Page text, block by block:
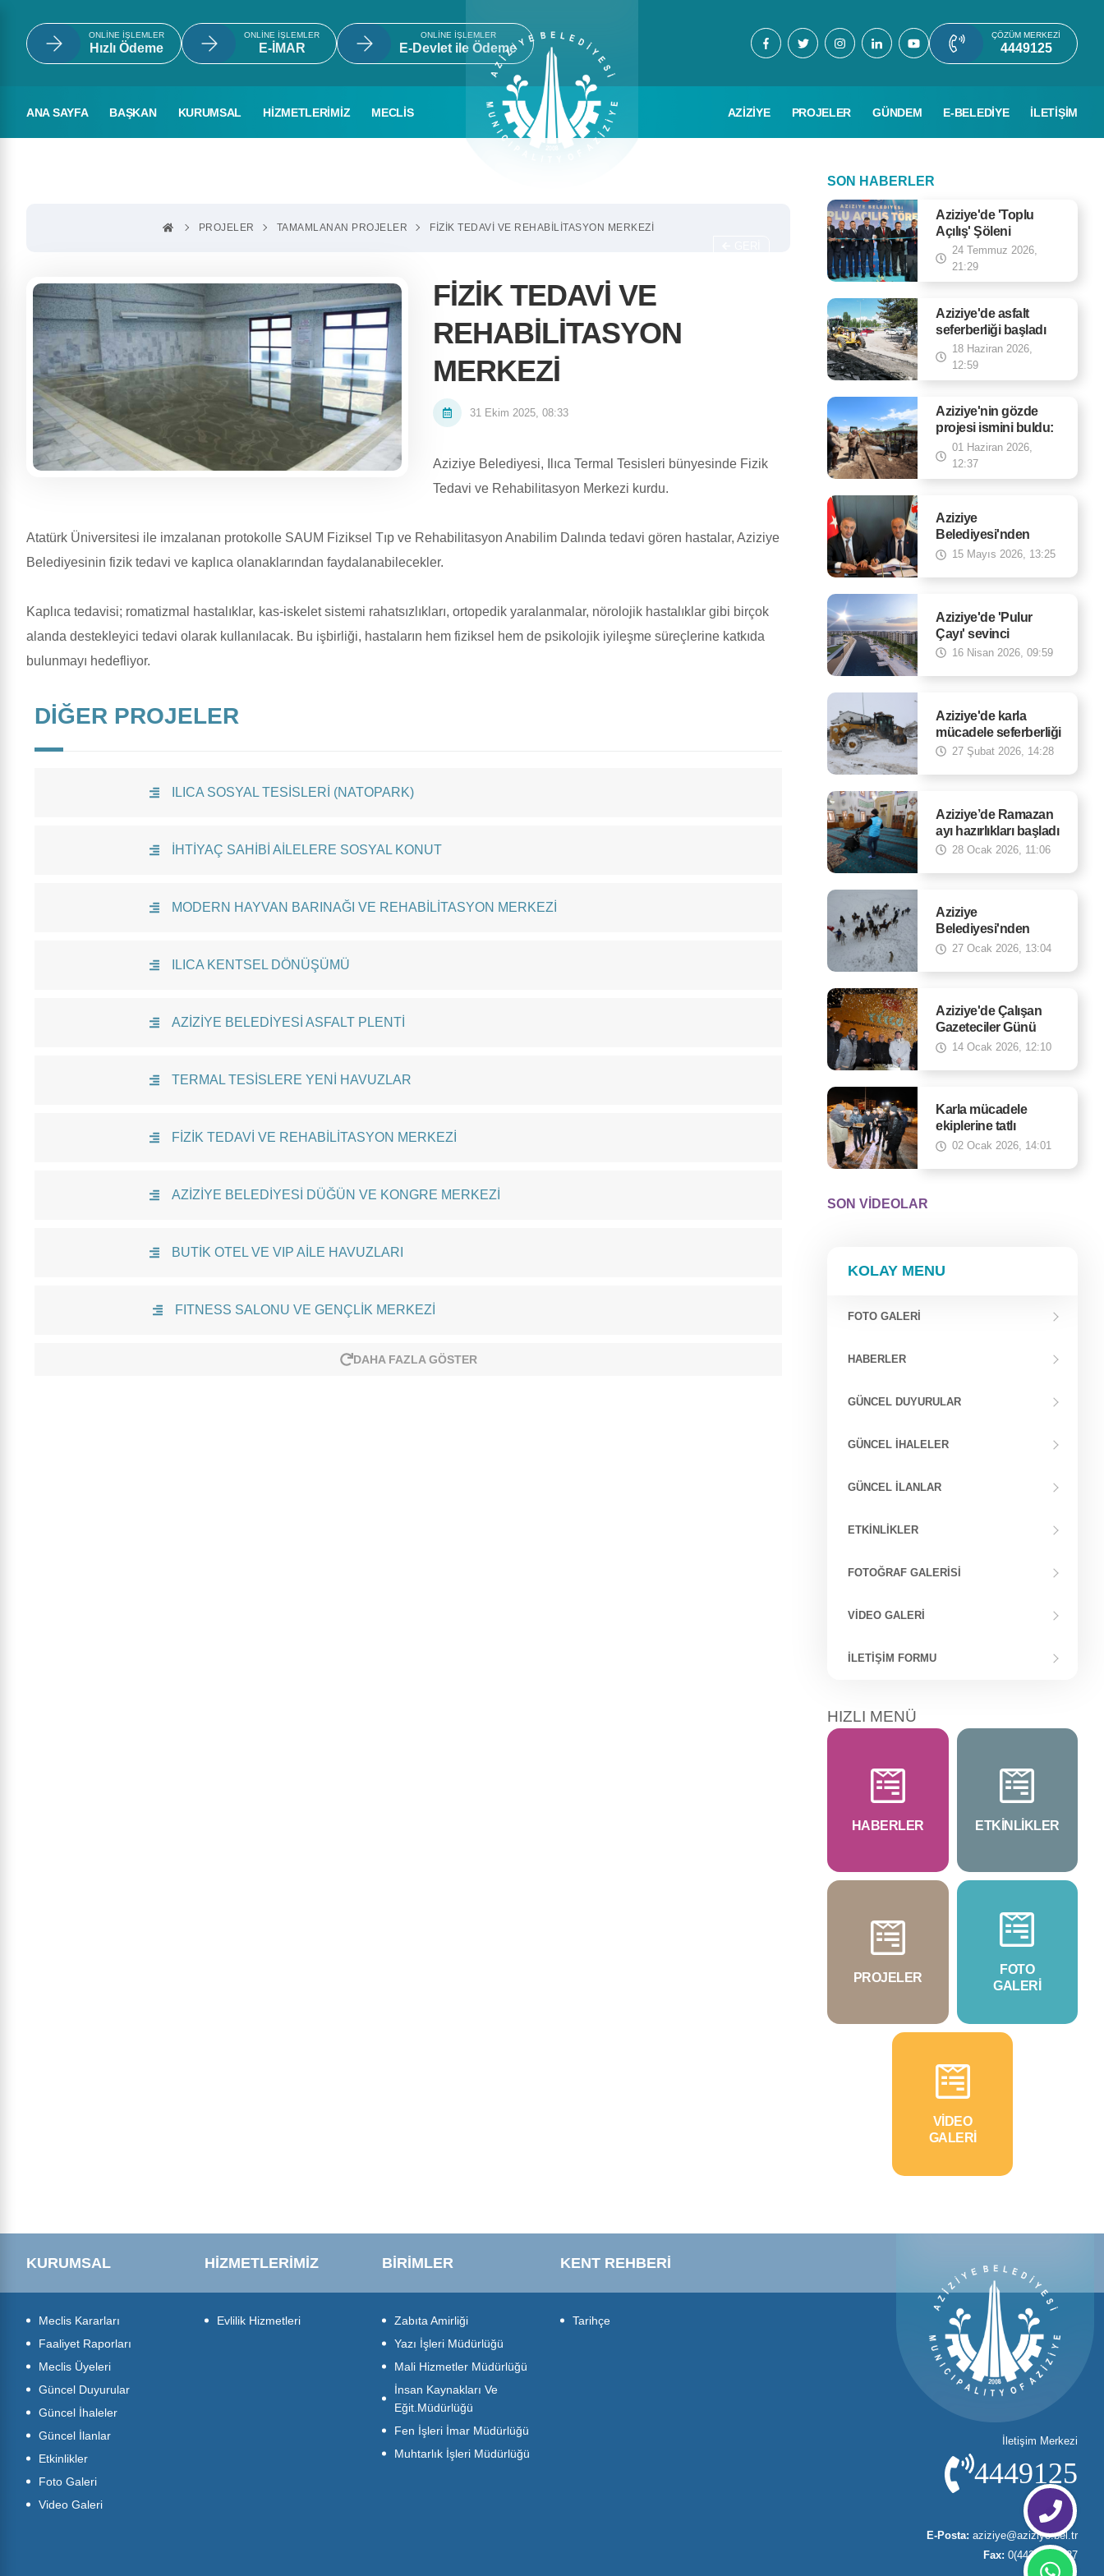
ONLINE İŞLEMLER
Hızlı Ödeme
ONLINE İŞLEMLER
E-İMAR
ONLINE İŞLEMLER
E-Devlet ile Ödeme
ÇÖZÜM MERKEZI
4449125
ANA SAYFA BAŞKAN KURUMSAL HİZMETLERİMİZ MECLİS AZİZİYE PROJELER GÜNDEM E-BELEDİYE İLETİŞİM
SON HABERLER
Aziziye'de 'Toplu
Açılış' Şöleni
24 Temmuz 2026,
21:29
Aziziye'de asfalt
seferberliği başladı
18 Haziran 2026,
12:59
Aziziye'nin gözde
projesi ismini buldu:
Vali Mustafa Çiftçi
Millet Bahçesi
01 Haziran 2026,
12:37
Aziziye
Belediyesi'nden
hayvancılık atılımı
15 Mayıs 2026, 13:25
Aziziye'de 'Pulur
Çayı' sevinci
16 Nisan 2026, 09:59
Aziziye'de karla
mücadele seferberliği
27 Şubat 2026, 14:28
Aziziye’de Ramazan
ayı hazırlıkları başladı
28 Ocak 2026, 11:06
Aziziye
Belediyesi'nden
yaban hayata destek
27 Ocak 2026, 13:04
Aziziye'de Çalışan
Gazeteciler Günü
buluşması
14 Ocak 2026, 12:10
Karla mücadele
ekiplerine tatlı
sürpriz!
02 Ocak 2026, 14:01
SON VİDEOLAR
KOLAY MENU
FOTO GALERİ
HABERLER
GÜNCEL DUYURULAR
GÜNCEL İHALELER
GÜNCEL İLANLAR
ETKINLIKLER
FOTOĞRAF GALERISI
VIDEO GALERI
İLETIŞIM FORMU
HIZLI MENÜ
HABERLER ETKİNLİKLER
PROJELER
FOTO
GALERİ
VİDEO
GALERİ
PROJELER TAMAMLANAN PROJELER FİZİK TEDAVİ VE REHABİLİTASYON MERKEZİ
FİZİK TEDAVİ VE
REHABİLİTASYON
MERKEZİ
31 Ekim 2025, 08:33
Aziziye Belediyesi, Ilıca Termal Tesisleri bünyesinde Fizik
Tedavi ve Rehabilitasyon Merkezi kurdu.
Atatürk Üniversitesi ile imzalanan protokolle SAUM Fiziksel Tıp ve Rehabilitasyon Anabilim Dalında tedavi gören hastalar, Aziziye
Belediyesinin fizik tedavi ve kaplıca olanaklarından faydalanabilecekler.
Kaplıca tedavisi; romatizmal hastalıklar, kas-iskelet sistemi rahatsızlıkları, ortopedik yaralanmalar, nörolojik hastalıklar gibi birçok
alanda destekleyici tedavi olarak kullanılacak. Bu işbirliği, hastaların hem fiziksel hem de psikolojik iyileşme süreçlerine katkıda
bulunmayı hedefliyor.
DİĞER PROJELER
ILICA SOSYAL TESİSLERİ (NATOPARK)
İHTİYAÇ SAHİBİ AİLELERE SOSYAL KONUT
MODERN HAYVAN BARINAĞI VE REHABİLİTASYON MERKEZİ
ILICA KENTSEL DÖNÜŞÜMÜ
AZİZİYE BELEDİYESİ ASFALT PLENTİ
TERMAL TESİSLERE YENİ HAVUZLAR
FİZİK TEDAVİ VE REHABİLİTASYON MERKEZİ
AZİZİYE BELEDİYESİ DÜĞÜN VE KONGRE MERKEZİ
BUTİK OTEL VE VIP AİLE HAVUZLARI
FITNESS SALONU VE GENÇLİK MERKEZİ
DAHA FAZLA GÖSTER
KURUMSAL
Meclis Kararları
Faaliyet Raporları
Meclis Üyeleri
Güncel Duyurular
Güncel İhaleler
Güncel İlanlar
Etkinlikler
Foto Galeri
Video Galeri
HİZMETLERİMİZ
Evlilik Hizmetleri
BİRİMLER
Zabıta Amirliği
Yazı İşleri Müdürlüğü
Mali Hizmetler Müdürlüğü
İnsan Kaynakları Ve
Eğit.Müdürlüğü
Fen İşleri İmar Müdürlüğü
Muhtarlık İşleri Müdürlüğü
KENT REHBERİ
Tarihçe
İletişim Merkezi
4449125
E-Posta: aziziye@aziziye.bel.tr
Fax: 0(442)3270627